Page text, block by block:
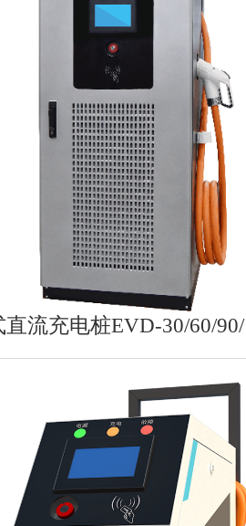
直流充电桩EVD-30/60/